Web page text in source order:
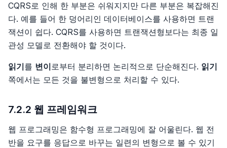
CQRS로 인해 한 부분은 쉬워지지만 다른 부분은 복잡해진
다. 예를 들어 한 덩어리인 데이터베이스를 사용하면 트랜
잭션이 쉽다. CQRS를 사용하면 트랜잭션형보다는 최종 일
관성 모델로 전환해야 할 것이다.
읽기를 변이로부터 분리하면 논리적으로 단순해진다. 읽기
쪽에서는 모든 것을 불변형으로 처리할 수 있다.
7.2.2 웹 프레임워크
웹 프로그래밍은 함수형 프로그래밍에 잘 어울린다. 웹 전
반을 요구를 응답으로 바꾸는 일련의 변형으로 볼 수 있기